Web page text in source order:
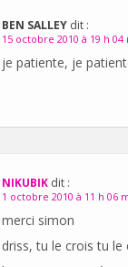
BEN SALLEY dit :
15 octobre 2010 à 19 h 04
je patiente, je
NIKUBIK dit :
1 octobre 2010 à 11 h 06
merci simon
driss, tu le crois tu le